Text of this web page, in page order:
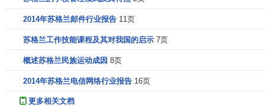
Test)或完成指定要求成为上述组织会员。
(Qualification Programme)及指定工作经验(所谓Authorized
Employer,AE 或 Anthorized Superior,AS)亦可申请成为苏格
2014年苏格兰邮件行业报告 11页
苏格兰工作技能课程及其对我国的启示 7页
概述苏格兰民族运动成因 8页
2014年苏格兰电信网络行业报告 16页
更多相关文档